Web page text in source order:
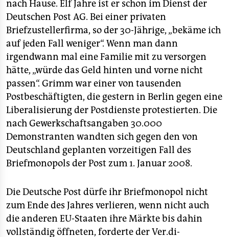
fragen & hilfe
unterstützen
abo
genossenschaft
epaper login
nach Hause. Elf Jahre ist er schon im Dienst der
Deutschen Post AG. Bei einer privaten
Briefzustellerfirma, so der 30-Jährige, „bekäme ich
auf jeden Fall weniger“. Wenn man dann
irgendwann mal eine Familie mit zu versorgen
hätte, „würde das Geld hinten und vorne nicht
passen“. Grimm war einer von tausenden
Postbeschäftigten, die gestern in Berlin gegen eine
Liberalisierung der Postdienste protestierten. Die
nach Gewerkschaftsangaben 30.000
Demonstranten wandten sich gegen den von
Deutschland geplanten vorzeitigen Fall des
Briefmonopols der Post zum 1. Januar 2008.
Die Deutsche Post dürfe ihr Briefmonopol nicht
zum Ende des Jahres verlieren, wenn nicht auch
die anderen EU-Staaten ihre Märkte bis dahin
vollständig öffneten, forderte der Ver.di-